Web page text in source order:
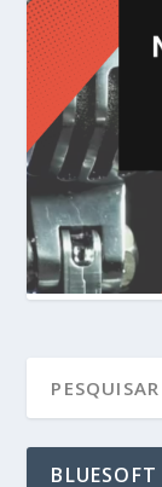
BLUESOFT